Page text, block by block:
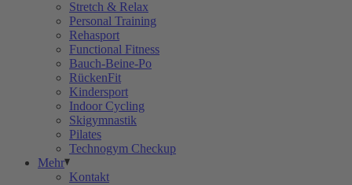
Stretch & Relax
Personal Training
Rehasport
Functional Fitness
Bauch-Beine-Po
RückenFit
Kindersport
Indoor Cycling
Skigymnastik
Pilates
Technogym Checkup
Mehr
Kontakt